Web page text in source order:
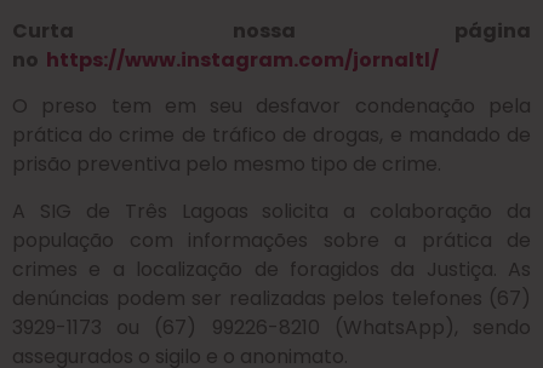
Curta nossa página
no https://www.instagram.com/jornaltl/
O preso tem em seu desfavor condenação pela
prática do crime de tráfico de drogas, e mandado de
prisão preventiva pelo mesmo tipo de crime.
A SIG de Três Lagoas solicita a colaboração da
população com informações sobre a prática de
crimes e a localização de foragidos da Justiça. As
denúncias podem ser realizadas pelos telefones (67)
3929-1173 ou (67) 99226-8210 (WhatsApp), sendo
assegurados o sigilo e o anonimato.